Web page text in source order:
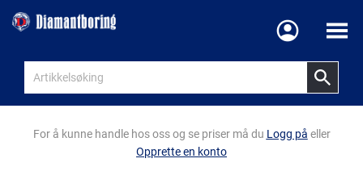
Meny
For å kunne handle hos oss og se priser må du Logg på eller
Opprette en konto